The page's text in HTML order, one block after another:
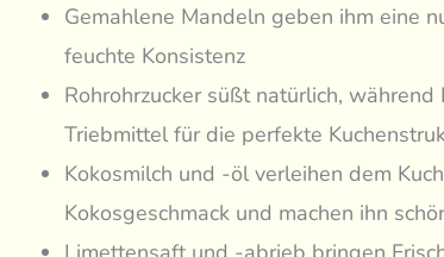
Gemahlene Mandeln geben ihm eine
feuchte Konsistenz
Rohrohrzucker süßt natürlich,
Triebmittel für die perfekte
Kokosmilch und -öl verleihen dem
Kokosgeschmack und machen ihn